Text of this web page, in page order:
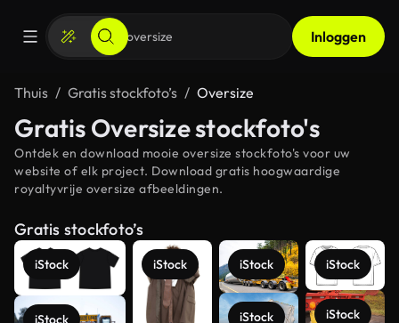
Inloggen
Thuis Gratis stockfoto’s Oversize
Gratis Oversize stockfoto's
Ontdek en download mooie oversize stockfoto's voor uw
website of elk project. Download gratis hoogwaardige
royaltyvrije oversize afbeeldingen.
Gratis stockfoto’s
iStock iStock iStock
iStock
iStock
iStock